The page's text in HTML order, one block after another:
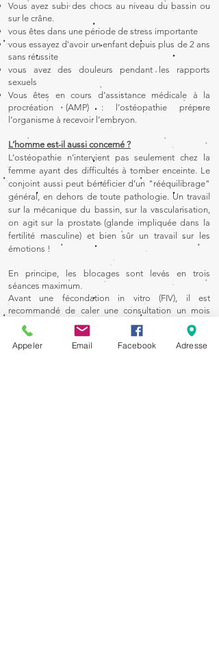
Vous avez subi des chocs au niveau du bassin ou
sur le crâne.
vous êtes dans une période de stress importante
vous essayez d'avoir un enfant depuis plus de 2 ans
sans réussite
vous avez des douleurs pendant les rapports
sexuels
Vous êtes en cours d’assistance médicale à la
procréation (AMP) : l’ostéopathie prépare
l’organisme à recevoir l’embryon.
L’homme est-il aussi concerné ?
L’ostéopathie n’intervient pas seulement chez la
femme ayant des difficultés à tomber enceinte. Le
conjoint aussi peut bénéficier d’un "rééquilibrage"
général, en dehors de toute pathologie. Un travail
sur la mécanique du bassin, sur la vascularisation,
on agit sur la prostate (glande impliquée dans la
fertilité masculine) et bien sûr un travail sur les
émotions !
En principe, les blocages sont levés en trois
séances maximum.
Avant une fécondation in vitro (FIV), il est
recommandé de caler une consultation un mois
avant le début des stimulations hormonales, puis
une autre entre la ponction d’ovocytes et
l’implantation, « pour un contrôle ».
Appeler Email Facebook Adresse